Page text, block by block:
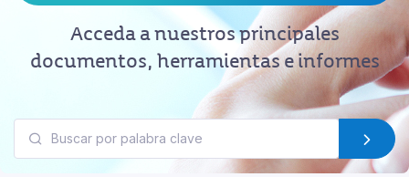
Acceda a nuestros principales
documentos, herramientas e informes